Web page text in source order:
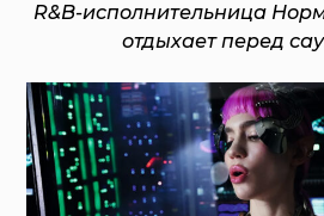
R&B-исполнительница
отдыхает перед